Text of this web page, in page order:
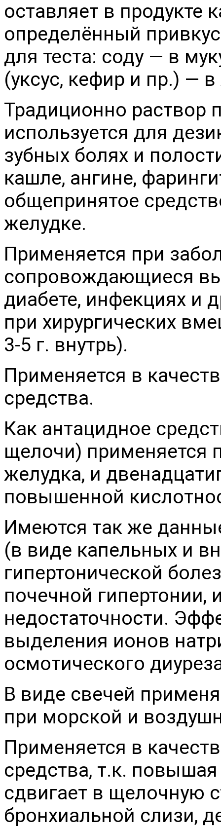
оставляет в продукте
определённый
для теста: соду — в
(уксус, кефир и пр.) —
Традиционно раствор
используется для
зубных болях и
кашле, ангине,
общепринятое
желудке.
Применяется при
сопровождающиеся
диабете, инфекциях и
при хирургических
3-5 г. внутрь).
Применяется в
средства.
Как антацидное
щелочи) применяется
желудка, и
повышенной
Имеются так же
(в виде капельных и
гипертонической
почечной гипертонии,
недостаточности.
выделения ионов
осмотического
В виде свечей
при морской и
Применяется в
средства, т.к.
сдвигает в щелочную
бронхиальной слизи,